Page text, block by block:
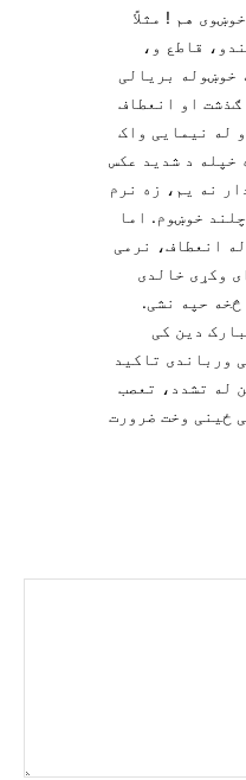
هم ! مثلاً
قاطع و،
خوښوله بریالی
او انعطاف
له نیمایی واک
خپله د شدید عکس
نه یم، زه نرم
خوښوم. اما
انعطاف، نرمی
وکړی خالدی
حپه نشی.
دین کی
ورباندی تاکید
له تشدد، تعصب
ځینی وخت ضرورت